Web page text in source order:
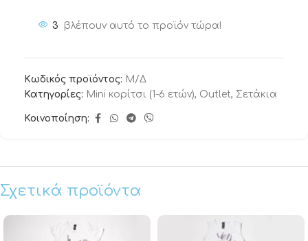
3 βλέπουν αυτό το προϊόν τώρα!
Κωδικός προϊόντος: Μ/Δ
Κατηγορίες: Mini κορίτσι (1-6 ετών), Outlet, Σετάκια
Κοινοποίηση:
Σχετικά προϊόντα